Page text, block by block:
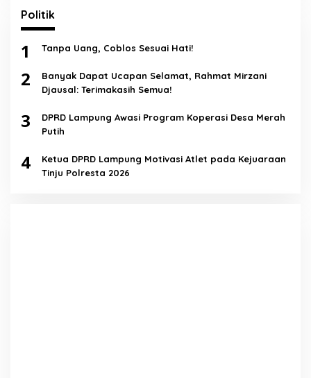
Politik
1 Tanpa Uang, Coblos Sesuai Hati!
2
Banyak Dapat Ucapan Selamat, Rahmat Mirzani
Djausal: Terimakasih Semua!
3
DPRD Lampung Awasi Program Koperasi Desa Merah
Putih
4
Ketua DPRD Lampung Motivasi Atlet pada Kejuaraan
Tinju Polresta 2026